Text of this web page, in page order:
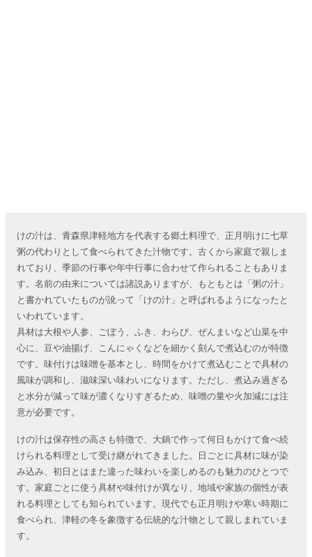
けの汁は、青森県津軽地方を代表する郷土料理で、正月明けに七草
粥の代わりとして食べられてきた汁物です。古くから家庭で親しま
れており、季節の行事や年中行事に合わせて作られることもありま
す。名前の由来については諸説ありますが、もともとは「粥の汁」
と書かれていたものが訛って「けの汁」と呼ばれるようになったと
いわれています。
具材は大根や人参、ごぼう、ふき、わらび、ぜんまいなど山菜を中
心に、豆や油揚げ、こんにゃくなどを細かく刻んで煮込むのが特徴
です。味付けは味噌を基本とし、時間をかけて煮込むことで具材の
風味が調和し、滋味深い味わいになります。ただし、煮込み過ぎる
と水分が減って味が濃くなりすぎるため、味噌の量や火加減には注
意が必要です。
けの汁は保存性の高さも特徴で、大鍋で作って何日もかけて食べ続
けられる料理として受け継がれてきました。日ごとに具材に味が染
み込み、初日とはまた違った味わいを楽しめるのも魅力のひとつで
す。家庭ごとに使う具材や味付けが異なり、地域や家族の個性が表
れる料理としても知られています。現代でも正月明けや寒い時期に
食べられ、津軽の冬を象徴する伝統的な汁物として親しまれていま
す。